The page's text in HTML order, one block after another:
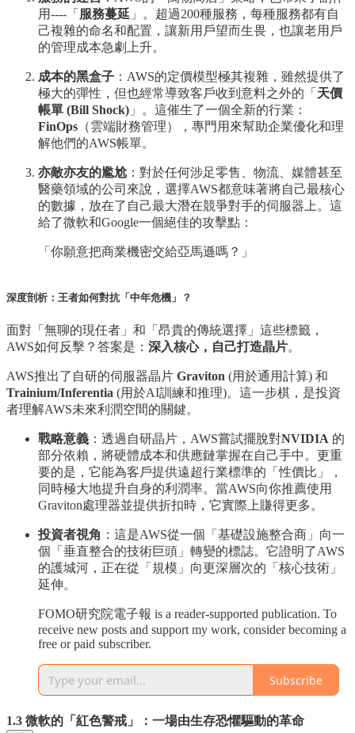
用----「 服務蔓延 」。超過200種服務，每種服務都有自
己複雜的命名和配置，讓新用戶望而生畏，也讓老用戶
的管理成本急劇上升。
成本的黑盒子 ：AWS的定價模型極其複雜，雖然提供了
極大的彈性，但也經常導致客戶收到意料之外的「 天價
帳單 (Bill Shock) 」。這催生了一個全新的行業：
FinOps （雲端財務管理），專門用來幫助企業優化和理
解他們的AWS帳單。
亦敵亦友的尷尬 ：對於任何涉足零售、物流、媒體甚至
醫藥領域的公司來說，選擇AWS都意味著將自己最核心
的數據，放在了自己最大潛在競爭對手的伺服器上。這
給了微軟和Google一個絕佳的攻擊點：
「你願意把商業機密交給亞馬遜嗎？」
深度剖析：王者如何對抗「中年危機」？
面對「無聊的現任者」和「昂貴的傳統選擇」這些標籤，
AWS如何反擊？答案是： 深入核心，自己打造晶片。
AWS推出了自研的伺服器晶片 Graviton (用於通用計算) 和
Trainium/Inferentia (用於AI訓練和推理)。這一步棋，是投資
者理解AWS未來利潤空間的關鍵。
戰略意義 ：透過自研晶片，AWS嘗試擺脫對NVIDIA 的
部分依賴，將硬體成本和供應鏈掌握在自己手中。更重
要的是，它能為客戶提供遠超行業標準的「性價比」，
同時極大地提升自身的利潤率。當AWS向你推薦使用
Graviton處理器並提供折扣時，它實際上賺得更多。
投資者視角 ：這是AWS從一個「基礎設施整合商」向一
個「垂直整合的技術巨頭」轉變的標誌。它證明了AWS
的護城河，正在從「規模」向更深層次的「核心技術」
延伸。
FOMO研究院電子報 is a reader-supported publication. To
receive new posts and support my work, consider becoming a
free or paid subscriber.
Subscribe
1.3 微軟的「紅色警戒」：一場由生存恐懼驅動的革命